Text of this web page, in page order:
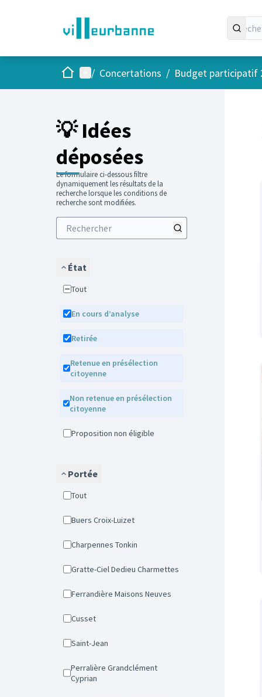
AccueilMenu principal
/ Concertations / Budget participatif
💡 Idées
déposées
Le formulaire ci-dessous filtre
dynamiquement les résultats de la
recherche lorsque les conditions de
recherche sont modifiées.
État
Tout
En cours d’analyse
Retirée
Retenue en présélection
citoyenne
Non retenue en présélection
citoyenne
Proposition non éligible
Portée
Tout
Buers Croix-Luizet
Charpennes Tonkin
Gratte-Ciel Dedieu Charmettes
Ferrandière Maisons Neuves
Cusset
Saint-Jean
Perralière Grandclément
Cyprian